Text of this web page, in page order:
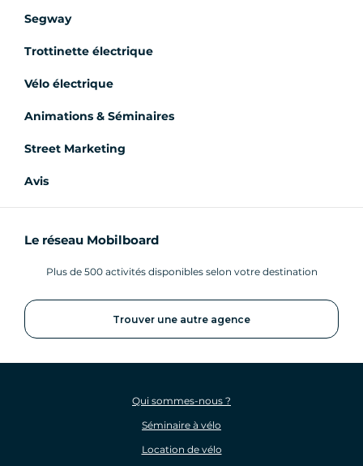
Segway
Trottinette électrique
Vélo électrique
Animations & Séminaires
Street Marketing
Avis
Le réseau Mobilboard
Plus de 500 activités disponibles selon votre destination
Trouver une autre agence
Qui sommes-nous ?
Séminaire à vélo
Location de vélo